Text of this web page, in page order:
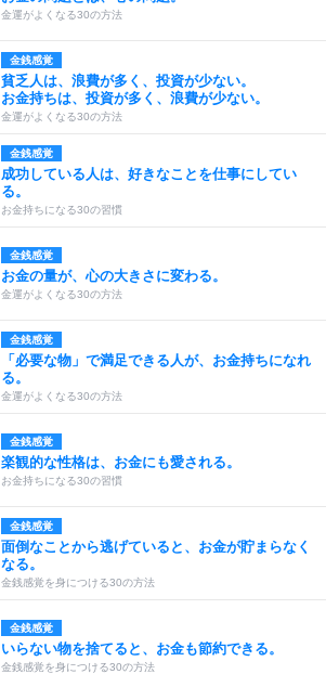
金運がよくなる30の方法
金銭感覚
貧乏人は、浪費が多く、投資が少ない。
お金持ちは、投資が多く、浪費が少ない。
金運がよくなる30の方法
金銭感覚
成功している人は、好きなことを仕事にしてい
る。
お金持ちになる30の習慣
金銭感覚
お金の量が、心の大きさに変わる。
金運がよくなる30の方法
金銭感覚
「必要な物」で満足できる人が、お金持ちになれ
る。
金運がよくなる30の方法
金銭感覚
楽観的な性格は、お金にも愛される。
お金持ちになる30の習慣
金銭感覚
面倒なことから逃げていると、お金が貯まらなく
なる。
金銭感覚を身につける30の方法
金銭感覚
いらない物を捨てると、お金も節約できる。
金銭感覚を身につける30の方法